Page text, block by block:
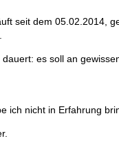
seit dem 05.02.2014,
es soll an
ich nicht in Erfahrung